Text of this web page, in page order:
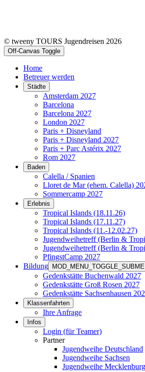
© tweeny TOURS Jugendreisen 2026
Off-Canvas Toggle
Home
Betreuer werden
Städte
Amsterdam 2027
Barcelona
Barcelona 2027
London 2027
Paris + Disneyland
Paris + Disneyland 2027
Paris + Parc Astérix 2027
Rom 2027
Baden
Calella / Spanien
Lloret de Mar (ehem. Calella)
Sommercamp 2027
Erlebnis
Tropical Islands (18.11.26)
Tropical Islands (17.11.27)
Tropical Islands (11.-12.02.27)
Jugendweihetreff (Berlin &
Jugendweihetreff (Berlin &
PfingstCamp 2027
Bildung
Gedenkstätte Buchenwald 2027
Gedenkstätte Groß Rosen 2027
Gedenkstätte Sachsenhausen
Klassenfahrten
Ihre Anfrage
Infos
Login (für Teamer)
Partner
Jugendweihe Deutschland
Jugendweihe Sachsen
Jugendweihe